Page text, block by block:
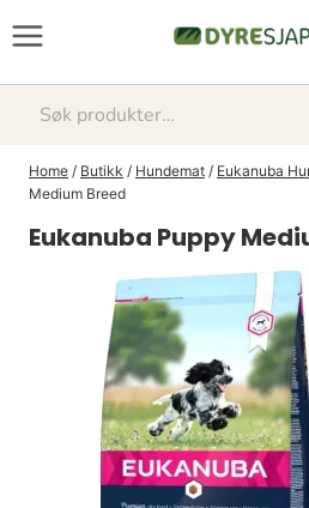
Søk
Home / Butikk / Hundemat / Eukanuba
Medium Breed
Eukanuba Puppy